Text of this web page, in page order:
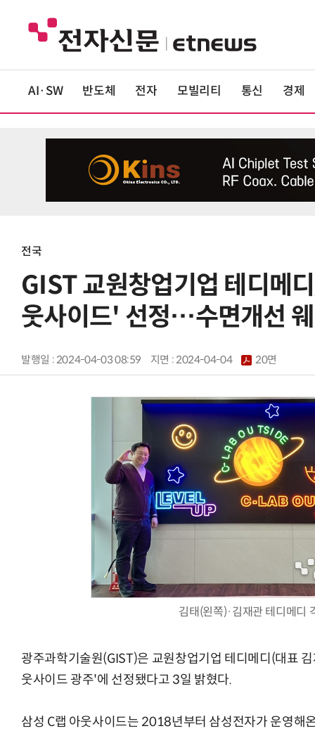
AI·SW 반도체 전자 모빌리티 통신 경제
전국
GIST 교원창업기업 테디메
웃사이드' 선정…수면개선
발행일 : 2024-04-03 08:59 지면 :2024-04-04 20면
김태(왼쪽)·김재관 테디메디
광주과학기술원(GIST)은 교원창업기업 테디메디(대표
웃사이드 광주'에 선정됐다고 3일 밝혔다.
삼성 C랩 아웃사이드는 2018년부터 삼성전자가 운영해AI × Design : UX 디자이너의 5가지 생존 전략과 실전 대응